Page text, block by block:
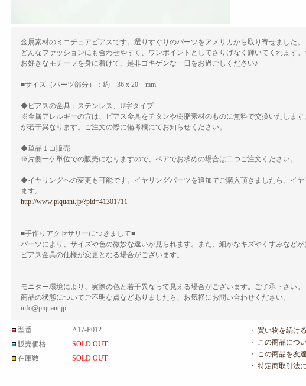
金属素材のミニチュアピアスです。選りすぐりのパーツをアメリカから取り寄せました。
どんなファッションにも合わせやすく、ワンポイントとしてさりげなく輝いてくれます。
お好きなモチーフを身に着けて、是非ゴキゲンな一日をお過ごしください♪
■サイズ（パーツ部分）：約 36 x 20 mm
◆ピアスの金具：ステンレス、U字タイプ
※金属アレルギーの方は、ピアス金具をチタンや樹脂素材のものに無料で交換いたしま
が若干異なります。ご注文の際に備考欄にてお知らせください。
◆単品１コ販売
※片側一ケ単位での販売になりますので、ペアでお求めの場合は二つご注文ください。
◆イヤリングへの変更も可能です。イヤリングパーツを追加でご購入頂きましたら、イ
ます。
http://www.piquant.jp/?pid=41301711
■手作りアクセサリーにつきまして■
パーツにより、サイズや色の微妙な違いが見られます。また、細かなキズやくすみなどが
ピアス金具の仕様が変更となる場合がございます。
モニター環境により、実際の色と若干異なって見える場合がございます。ご了承下さい。
商品の状態についてご不明な点などありましたら、お気軽にお問い合わせください。
info@piquant.jp
型番
A17-P012
販売価格
SOLD OUT
在庫数
SOLD OUT
・ 買い物を続ける
・ この商品につ
・ この商品を友
・ 特定商取引法